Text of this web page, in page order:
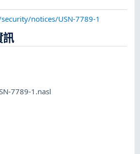
notices/USN-7789-1
7789-1.nasl